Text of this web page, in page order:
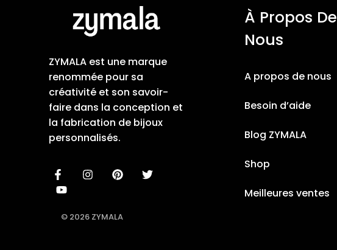
ZYMALA est une marque
renommée pour sa
créativité et son savoir-
faire dans la conception et
la fabrication de bijoux
personnalisés.
© 2026 ZYMALA
À Propos De
Nous
A propos de nous
Besoin d’aide
Blog ZYMALA
Shop
Meilleures ventes